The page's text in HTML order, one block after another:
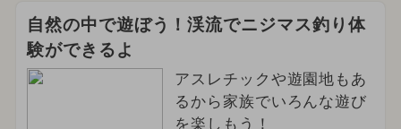
自然の中で遊ぼう！渓流でニジマス釣り体
験ができるよ
アスレチックや遊園地もあ
るから家族でいろんな遊び
を楽しもう！